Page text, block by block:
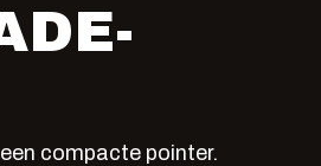
compacte pointer.